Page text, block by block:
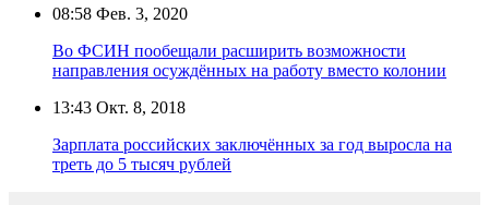
08:58 Фев. 3, 2020
Во ФСИН пообещали расширить возможности
направления осуждённых на работу вместо колонии
13:43 Окт. 8, 2018
Зарплата российских заключённых за год выросла на
треть до 5 тысяч рублей